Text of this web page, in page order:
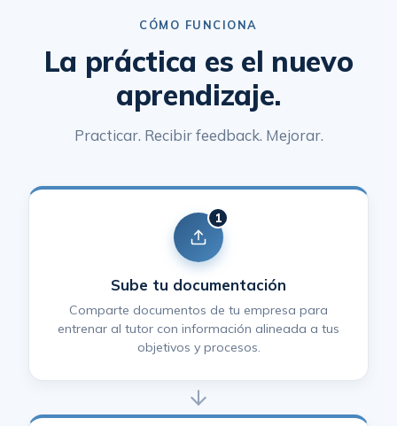
CÓMO FUNCIONA
La práctica es el nuevo
aprendizaje.
Practicar. Recibir feedback. Mejorar.
1
Sube tu documentación
Comparte documentos de tu empresa para
entrenar al tutor con información alineada a tus
objetivos y procesos.